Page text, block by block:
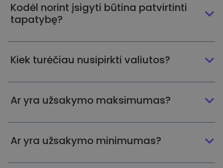
Kodėl norint įsigyti būtina patvirtinti
tapatybę?
Kiek turėčiau nusipirkti valiutos?
Ar yra užsakymo maksimumas?
Ar yra užsakymo minimumas?